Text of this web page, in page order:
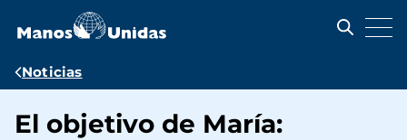
contenido
Ruta
navegación
Noticias
El objetivo de María: